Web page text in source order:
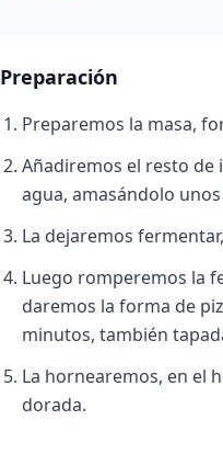
Preparación
Preparemos la masa,
Añadiremos el resto de
agua, amasándolo
La dejaremos
Luego romperemos la
daremos la forma de
minutos, también
La hornearemos, en el
dorada.